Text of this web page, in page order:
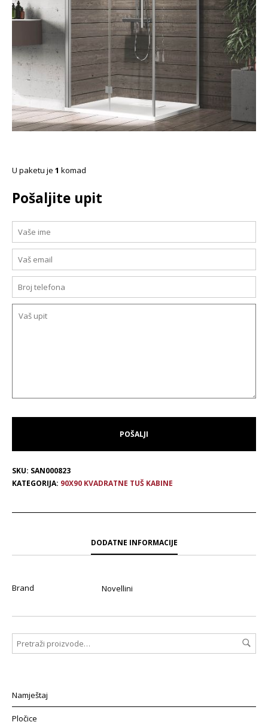
U paketu je 1 komad
Pošaljite upit
SKU: SAN000823
KATEGORIJA: 90X90 KVADRATNE TUŠ KABINE
DODATNE INFORMACIJE
Brand Novellini
Namještaj
Pločice